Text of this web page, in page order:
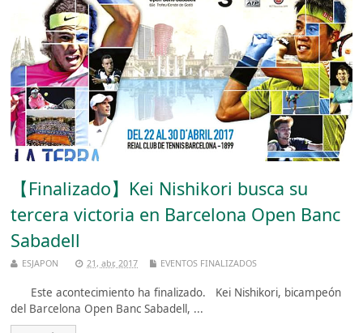
【Finalizado】Kei Nishikori busca su
tercera victoria en Barcelona Open Banc
Sabadell
ESJAPON 21, abr, 2017 EVENTOS FINALIZADOS
Este acontecimiento ha finalizado. Kei Nishikori, bicampeón
del Barcelona Open Banc Sabadell, ...